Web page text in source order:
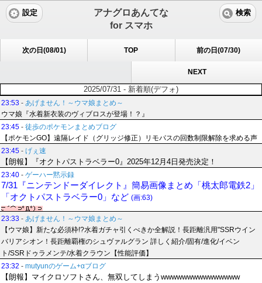
アナグロあんてな
for スマホ
設定 検索
次の日(08/01) TOP 前の日(07/30)
NEXT
2025/07/31 - 新着順(デフォ)
23:53 - あげません！～ウマ娘まとめ～
ウマ娘『水着新衣装のヴィブロスが登場！？』
23:45 - 徒歩のポケモンまとめブログ
【ポケモンGO】遠隔レイド（グリッジ修正）リモパスの回数制限解除を求める声
23:45 - げぇ速
【朗報】『オクトパストラベラー0』2025年12月4日発売決定！
23:40 - ゲーハー黙示録
7/31『ニンテンドーダイレクト』簡易画像まとめ「桃太郎電鉄2」
「オクトパストラベラー0」など (画:63)
23:33 - あげません！～ウマ娘まとめ～
【ウマ娘】新たな必須枠!?水着ガチャ引くべきか全解説！長距離汎用"SSRウイン
バリアシオン！長距離覇権のシュヴァルグラン 詳しく紹介/固有/進化/イベン
ト/SSRドゥラメンテ/水着クラウン【性能評価】
23:32 - mutyunのゲーム+αブログ
【朗報】マイクロソフトさん、無双してしまうwwwwwwwwwwwwwww